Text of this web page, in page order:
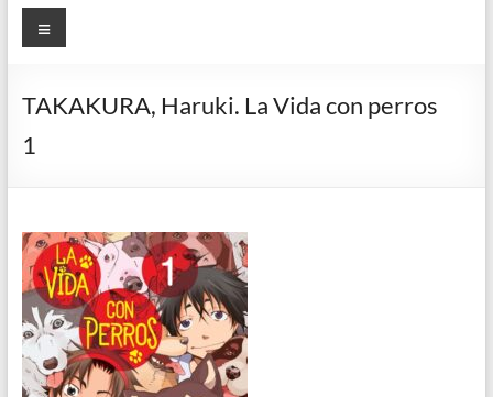
Sala
Biblioteca
de
Menú
TAKAKURA, Haruki. La Vida con perros
1